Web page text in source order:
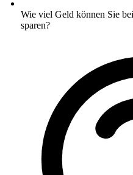
Wie viel Geld können Sie
sparen?